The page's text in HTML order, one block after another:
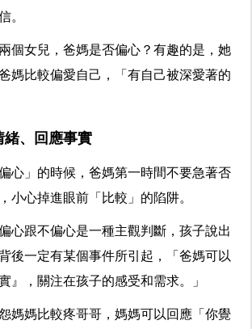
。
個女兒，爸媽是否偏心？有趣的是，她
媽比較偏愛自己，「有自己被深愛著的
緒、回應事實
心」的時候，爸媽第一時間不要急著否
小心掉進眼前「比較」的陷阱。
心跟不偏心是一種主觀判斷，孩子說出
後一定有某個事件所引起，「爸媽可以
』，關注在孩子的感受和需求。」
媽媽比較疼哥哥，媽媽可以回應「你覺